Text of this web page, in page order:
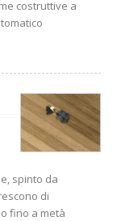
costruttive a
spinto da
di
fino a metà